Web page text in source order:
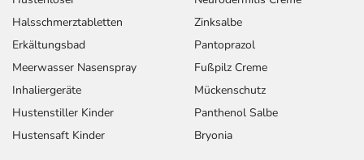
Halsschmerztabletten
Erkältungsbad
Meerwasser Nasenspray
Inhaliergeräte
Hustenstiller Kinder
Hustensaft Kinder
Zinksalbe
Pantoprazol
Fußpilz Creme
Mückenschutz
Panthenol Salbe
Bryonia